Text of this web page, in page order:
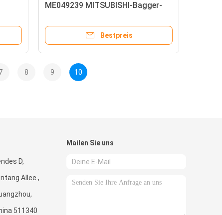
ME049239 MITSUBISHI-Bagger-
SK320-6E SK330-6E 6D16
Bestpreis
8 9 10
D,
Allee.,
511340
Mailen Sie uns